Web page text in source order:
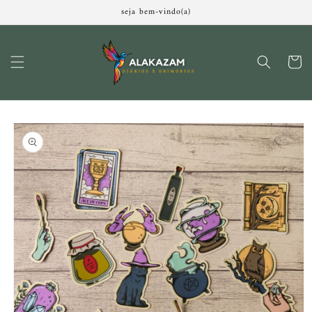
conteúdo
seja bem-vindo(a)
as
informações
do produto